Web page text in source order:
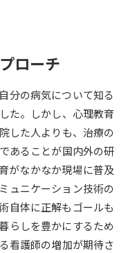
ケジュールを立てよう
ール全国一斉進学調査
ローチ
分の病気について知る
た。しかし、心理教育
した人よりも、治療の
あることが国内外の研
がなかなか現場に普及
ュニケーション技術の
自体に正解もゴールも
らしを豊かにするため
看護師の増加が期待さ